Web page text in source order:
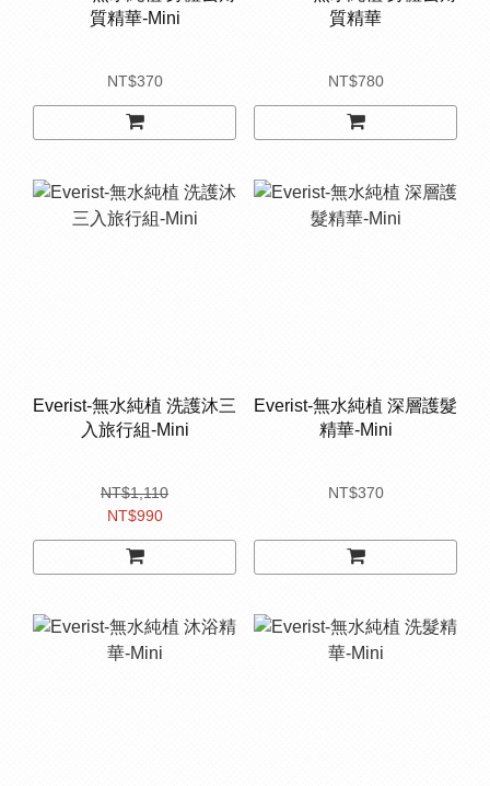
質精華-Mini
NT$370
質精華
NT$780
Everist-無水純植 洗護沐三
入旅行組-Mini
NT$1,110
NT$990
Everist-無水純植 深層護髮
精華-Mini
NT$370